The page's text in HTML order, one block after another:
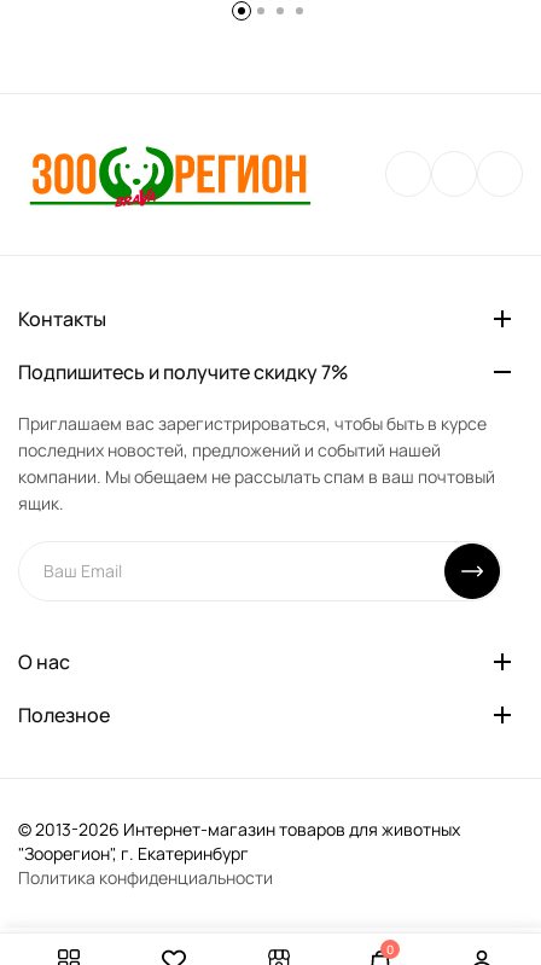
Контакты
Подпишитесь и получите скидку 7%
Приглашаем вас зарегистрироваться, чтобы быть в курсе
последних новостей, предложений и событий нашей
компании. Мы обещаем не рассылать спам в ваш почтовый
ящик.
О нас
Полезное
© 2013-2026 Интернет-магазин товаров для животных
"Зоорегион", г. Екатеринбург
Политика конфиденциальности
0